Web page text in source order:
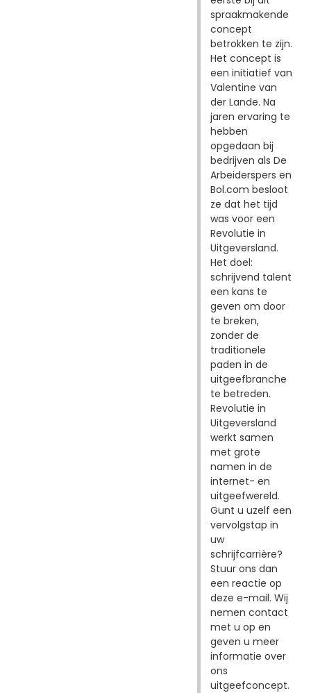
spraakmakende
concept
betrokken te zijn.
Het concept is
een initiatief van
Valentine van
der Lande. Na
jaren ervaring te
hebben
opgedaan bij
bedrijven als De
Arbeiderspers en
Bol.com besloot
ze dat het tijd
was voor een
Revolutie in
Uitgeversland.
Het doel:
schrijvend talent
een kans te
geven om door
te breken,
zonder de
traditionele
paden in de
uitgeefbranche
te betreden.
Revolutie in
Uitgeversland
werkt samen
met grote
namen in de
internet- en
uitgeefwereld.
Gunt u uzelf een
vervolgstap in
uw
schrijfcarrière?
Stuur ons dan
een reactie op
deze e-mail. Wij
nemen contact
met u op en
geven u meer
informatie over
ons
uitgeefconcept.